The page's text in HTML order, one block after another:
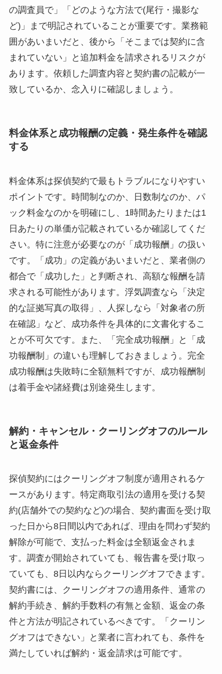
の調査員で」「どのような方法で(尾行・撮影な
ど)」まで明記されていることが重要です。業務範
囲があいまいだと、後から「そこまでは契約に含
まれていない」と追加料金を請求されるリスクが
あります。依頼した調査内容と契約書の記載が一
致しているか、念入りに確認しましょう。
料金体系と成功報酬の定義・発生条件を確認
する
料金体系は探偵契約で最もトラブルになりやすい
ポイントです。時間制なのか、日数制なのか、パ
ック料金なのかを明確にし、1時間あたりまたは1
日あたりの単価が記載されているか確認してくだ
さい。特に注意が必要なのが「成功報酬」の扱い
です。「成功」の定義があいまいだと、業者側の
都合で「成功した」と判断され、高額な報酬を請
求される可能性があります。浮気調査なら「決定
的な証拠写真の取得」、人探しなら「対象者の所
在確認」など、成功条件を具体的に文書化するこ
とが不可欠です。また、「完全成功報酬」と「成
功報酬制」の違いも理解しておきましょう。完全
成功報酬は失敗時に全額無料ですが、成功報酬制
は着手金や諸経費は別途発生します。
解約・キャンセル・クーリングオフのルール
と返金条件
探偵契約にはクーリングオフ制度が適用されるケ
ースがあります。特定商取引法の適用を受ける契
約(店舗外での契約など)の場合、契約書面を受け取
った日から8日間以内であれば、理由を問わず契約
解除が可能で、支払った料金は全額返金されま
す。調査が開始されていても、報告書を受け取っ
ていても、8日以内ならクーリングオフできます。
契約書には、クーリングオフの適用条件、通常の
解約手続き、解約手数料の有無と金額、返金の条
件と方法が明記されているべきです。「クーリン
グオフはできない」と業者に言われても、条件を
満たしていれば解約・返金請求は可能です。